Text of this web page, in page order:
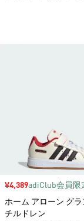
セール価格
¥4,389adiClub会員限
ホーム アローン グラ
チルドレン